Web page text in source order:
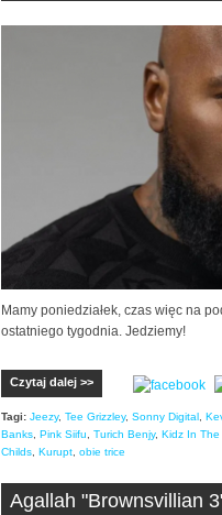
Mamy poniedziałek, czas więc na
ostatniego tygodnia. Jedziemy!
Czytaj dalej >>
Tagi: Jeezy, Tee Grizzley, Sonny Digital ,
Banks, Pink Siifu, Turich Benjy, Kidz In The
Childs, Kurupt, obie trice
Agallah "Brownsvillian